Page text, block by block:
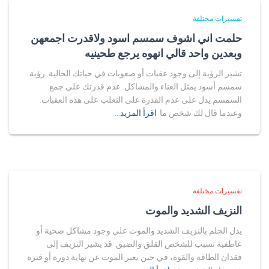
تفسيرات مختلفة
حلمت اني اشوف سمسم اسود ولاقدرت اجمعهن
وبعدين واحد قالي انهوه يرجع طحينيه
تشير الرؤية إلى وجود عقبات أو صعوبات في حياتك الحالية. رؤية
سمسم أسود يمثل العناء والمشاكل. عدم قدرتك على جمع
السمسم يدل على عدم القدرة على التغلب على هذه العقبات.
وعندما قال لك شخص ما اقرأ المزيد…
تفسيرات مختلفة
النزيف الشديد والموت
يدل الحلم بالنزيف الشديد والموت على وجود مشاكل صحية أو
عاطفية تسبب للشخص القلق والضيق. قد يشير النزيف إلى
فقدان الطاقة والقوة، في حين يعبر الموت عن نهاية دورة أو فترة